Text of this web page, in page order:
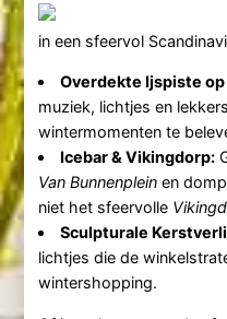
in een sfeervol
Overdekte Ijspiste
muziek, lichtjes en
wintermomenten te
Icebar & Vikingdorp:
Van Bunnenpleinen
niet het sfeervolle
Sculpturale
lichtjes die de
wintershopping.